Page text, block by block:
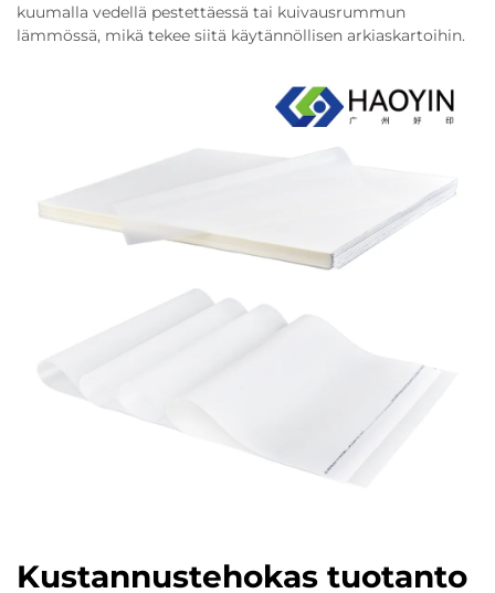
kuumalla vedellä pestettäessä tai kuivausrummun
lämmössä, mikä tekee siitä käytännöllisen arkiaskartoihin.
Kustannustehokas tuotanto